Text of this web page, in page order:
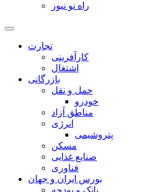
راه نو نیوز
تجارت
کارآفرینی
اشتغال
بازرگانی
حمل و نقل
خودرو
مناطق آزاد
انرژی
پتروشیمی
مسکن
صنایع غذایی
فناوری
بورس ایران و جهان
بانک و بودجه